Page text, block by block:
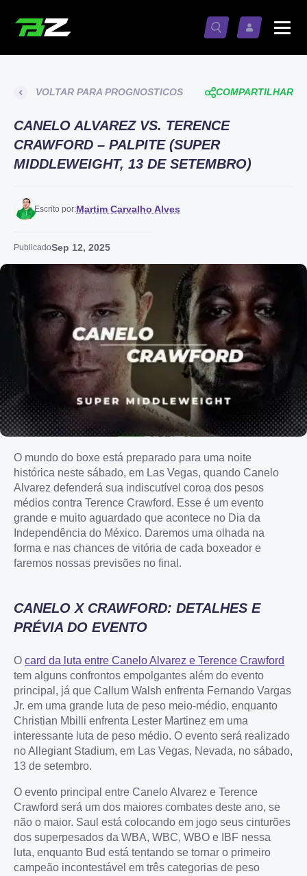
VOLTAR PARA PROGNOSTICOS COMPARTILHAR
CANELO ALVAREZ VS. TERENCE
CRAWFORD – PALPITE (SUPER
MIDDLEWEIGHT, 13 DE SETEMBRO)
Escrito por:Martim Carvalho Alves
PublicadoSep 12, 2025
O mundo do boxe está preparado para uma noite
histórica neste sábado, em Las Vegas, quando Canelo
Alvarez defenderá sua indiscutível coroa dos pesos
médios contra Terence Crawford. Esse é um evento
grande e muito aguardado que acontece no Dia da
Independência do México. Daremos uma olhada na
forma e nas chances de vitória de cada boxeador e
faremos nossas previsões no final.
CANELO X CRAWFORD: DETALHES E
PRÉVIA DO EVENTO
O card da luta entre Canelo Alvarez e Terence Crawford
tem alguns confrontos empolgantes além do evento
principal, já que Callum Walsh enfrenta Fernando Vargas
Jr. em uma grande luta de peso meio-médio, enquanto
Christian Mbilli enfrenta Lester Martinez em uma
interessante luta de peso médio. O evento será realizado
no Allegiant Stadium, em Las Vegas, Nevada, no sábado,
13 de setembro.
O evento principal entre Canelo Alvarez e Terence
Crawford será um dos maiores combates deste ano, se
não o maior. Saul está colocando em jogo seus cinturões
dos superpesados da WBA, WBC, WBO e IBF nessa
luta, enquanto Bud está tentando se tornar o primeiro
campeão incontestável em três categorias de peso